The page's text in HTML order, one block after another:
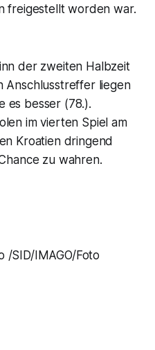
freigestellt worden war.
der zweiten Halbzeit
Anschlusstreffer liegen
es besser (78.).
im vierten Spiel am
Kroatien dringend
zu wahren.
SID/IMAGO/Foto